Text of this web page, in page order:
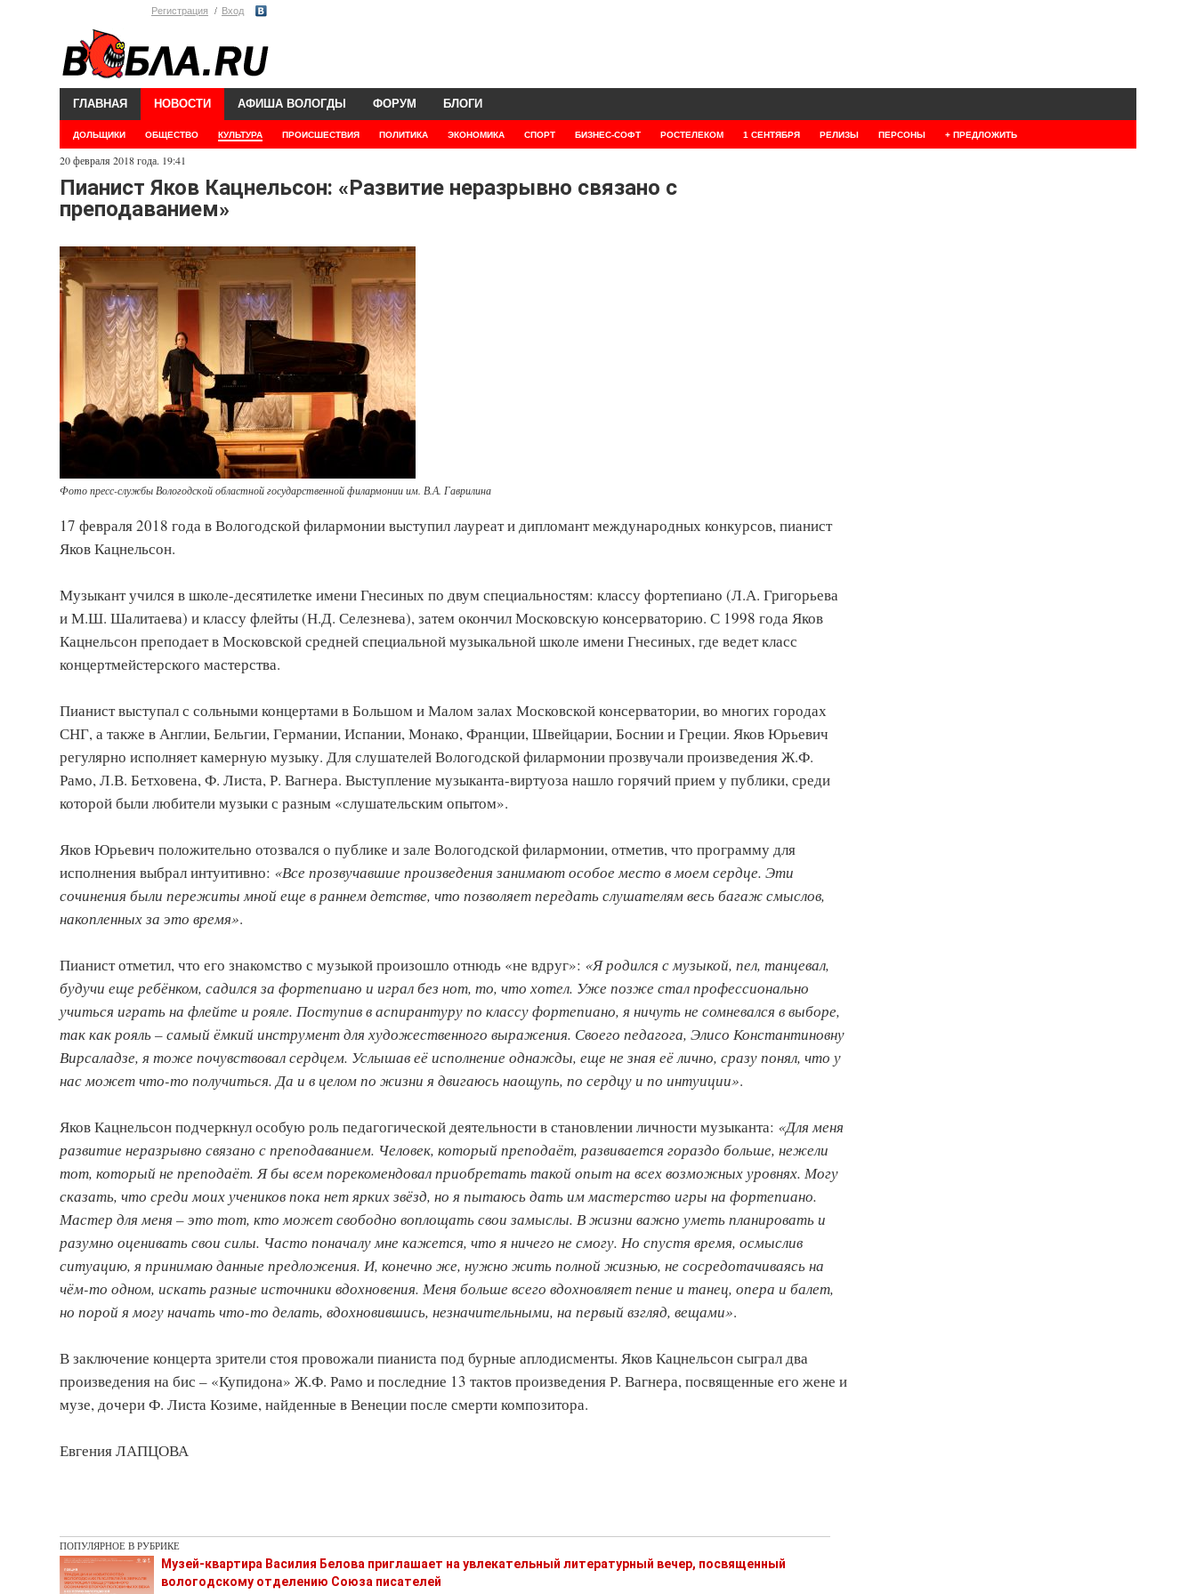
Регистрация Вход
ГЛАВНАЯ НОВОСТИ
ДОЛЬЩИКИ ОБЩЕСТВО КУЛЬТУРА ПРОИСШЕСТВИЯ ПОЛИТИКА ЭКОНОМИКА СПОРТ БИЗНЕС-СОФТ РОСТЕЛЕКОМ 1 СЕНТЯБРЯ РЕЛИЗЫ ПЕРСОНЫ + ПРЕДЛОЖИТЬ
АФИША ВОЛОГДЫ ФОРУМ БЛОГИ
20 февраля 2018 года. 19:41
Пианист Яков Кацнельсон: «Развитие неразрывно связано с
преподаванием»
Фото пресс-службы Вологодской областной государственной филармонии им. В.А. Гаврилина
17 февраля 2018 года в Вологодской филармонии выступил лауреат и дипломант международных конкурсов, пианист
Яков Кацнельсон.
Музыкант учился в школе-десятилетке имени Гнесиных по двум специальностям: классу фортепиано (Л.А. Григорьева
и М.Ш. Шалитаева) и классу флейты (Н.Д. Селезнева), затем окончил Московскую консерваторию. С 1998 года Яков
Кацнельсон преподает в Московской средней специальной музыкальной школе имени Гнесиных, где ведет класс
концертмейстерского мастерства.
Пианист выступал с сольными концертами в Большом и Малом залах Московской консерватории, во многих городах
СНГ, а также в Англии, Бельгии, Германии, Испании, Монако, Франции, Швейцарии, Боснии и Греции. Яков Юрьевич
регулярно исполняет камерную музыку. Для слушателей Вологодской филармонии прозвучали произведения Ж.Ф.
Рамо, Л.В. Бетховена, Ф. Листа, Р. Вагнера. Выступление музыканта-виртуоза нашло горячий прием у публики, среди
которой были любители музыки с разным «слушательским опытом».
Яков Юрьевич положительно отозвался о публике и зале Вологодской филармонии, отметив, что программу для
исполнения выбрал интуитивно: «Все прозвучавшие произведения занимают особое место в моем сердце. Эти
сочинения были пережиты мной еще в раннем детстве, что позволяет передать слушателям весь багаж смыслов,
накопленных за это время».
Пианист отметил, что его знакомство с музыкой произошло отнюдь «не вдруг»: «Я родился с музыкой, пел, танцевал,
будучи еще ребёнком, садился за фортепиано и играл без нот, то, что хотел. Уже позже стал профессионально
учиться играть на флейте и рояле. Поступив в аспирантуру по классу фортепиано, я ничуть не сомневался в выборе,
так как рояль – самый ёмкий инструмент для художественного выражения. Своего педагога, Элисо Константиновну
Вирсаладзе, я тоже почувствовал сердцем. Услышав её исполнение однажды, еще не зная её лично, сразу понял, что у
нас может что-то получиться. Да и в целом по жизни я двигаюсь наощупь, по сердцу и по интуиции».
Яков Кацнельсон подчеркнул особую роль педагогической деятельности в становлении личности музыканта: «Для меня
развитие неразрывно связано с преподаванием. Человек, который преподаёт, развивается гораздо больше, нежели
тот, который не преподаёт. Я бы всем порекомендовал приобретать такой опыт на всех возможных уровнях. Могу
сказать, что среди моих учеников пока нет ярких звёзд, но я пытаюсь дать им мастерство игры на фортепиано.
Мастер ­для меня – это тот, кто может свободно воплощать свои замыслы. В жизни важно уметь планировать и
разумно оценивать свои силы. Часто поначалу мне кажется, что я ничего не смогу. Но спустя время, осмыслив
ситуацию, я принимаю данные предложения. И, конечно же, нужно жить полной жизнью, не сосредотачиваясь на
чём-то одном, искать разные источники вдохновения. Меня больше всего вдохновляет пение и танец, опера и балет,
но порой я могу начать что-то делать, вдохновившись, незначительными, на первый взгляд, вещами».
В заключение концерта зрители стоя провожали пианиста под бурные аплодисменты. Яков Кацнельсон сыграл два
произведения на бис – «Купидона» Ж.Ф. Рамо и последние 13 тактов произведения Р. Вагнера, посвященные его жене и
музе, дочери Ф. Листа Козиме, найденные в Венеции после смерти композитора.
Евгения ЛАПЦОВА
ПОПУЛЯРНОЕ В РУБРИКЕ
Музей-квартира Василия Белова приглашает на увлекательный литературный вечер, посвященный
вологодскому отделению Союза писателей